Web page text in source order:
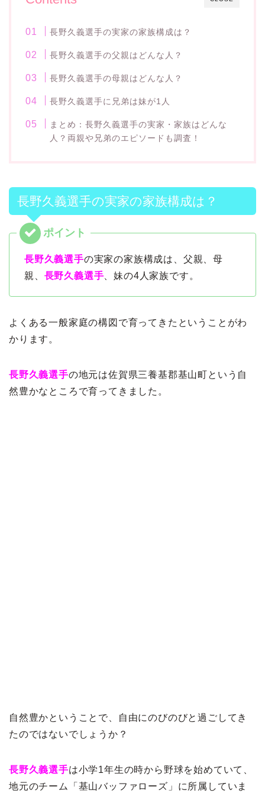
長野久義選手の実家の家族構成は？
長野久義選手の父親はどんな人？
長野久義選手の母親はどんな人？
長野久義選手に兄弟は妹が1人
まとめ：長野久義選手の実家・家族はどんな
人？両親や兄弟のエピソードも調査！
長野久義選手の実家の家族構成は？
長野久義選手の実家の家族構成は、父親、母
親、 長野久義選手 、妹の4人家族です。
よくある一般家庭の構図で育ってきたということがわ
かります。
長野久義選手の地元は佐賀県三養基郡基山町という自
然豊かなところで育ってきました。
自然豊かということで、自由にのびのびと過ごしてき
たのではないでしょうか？
長野久義選手は小学1年生の時から野球を始めていて、
地元のチーム「基山バッファローズ」に所属していま